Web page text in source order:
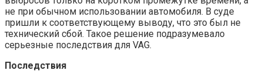
не при обычном использовании автомобиля. В суде
пришли к соответствующему выводу, что это был не
технический сбой. Такое решение подразумевало
серьезные последствия для VAG.
Последствия